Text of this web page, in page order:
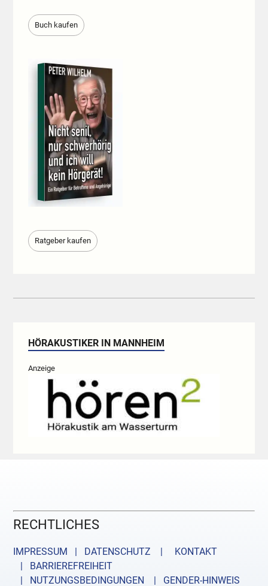
Buch kaufen
Ratgeber kaufen
HÖRAKUSTIKER IN MANNHEIM
Anzeige
RECHTLICHES
IMPRESSUM | DATENSCHUTZ |
KONTAKT
| BARRIEREFREIHEIT
| NUTZUNGSBEDINGUNGEN
| GENDER-HINWEIS